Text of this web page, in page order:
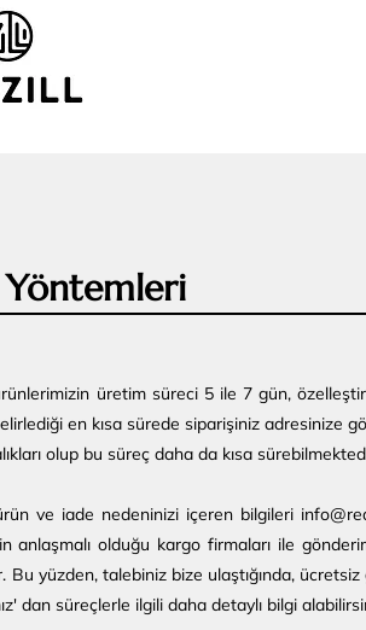
üretim süreci 5 ile 7 gün,
en kısa sürede siparişiniz adresinize
olup bu süreç daha da kısa
ve iade nedeninizi içeren bilgileri
olduğu kargo firmaları ile
yüzden, talebiniz bize ulaştığında,
dan süreçlerle ilgili daha detaylı bilgi